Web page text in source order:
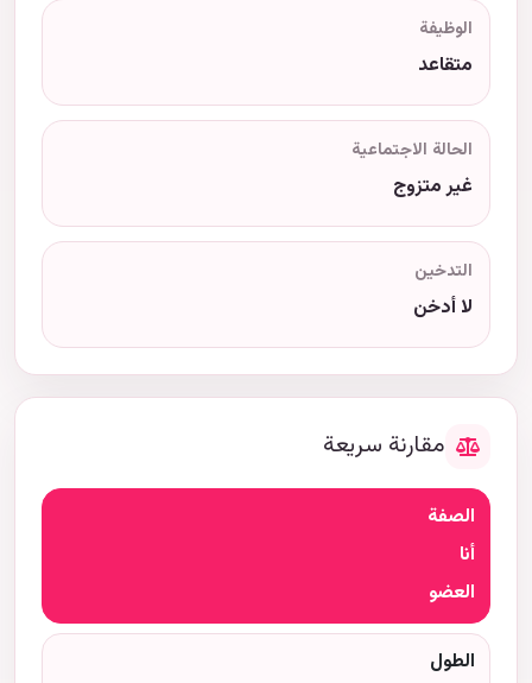
الوظيفة
متقاعد
الحالة الاجتماعية
غير متزوج
التدخين
لا أدخن
مقارنة سريعة
الصفة
أنا
العضو
الطول